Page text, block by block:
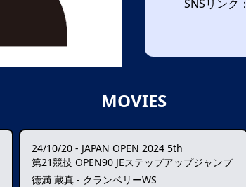
SNSリンク：
MOVIES
24/10/20 - JAPAN OPEN 2024 5th
第21競技 OPEN90 JEステップアップジャンプ
德満 蔵真 - クランベリーWS